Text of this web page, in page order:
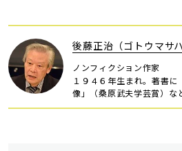
後藤正治（ゴトウマサハ
ノンフィクション作家
１９４６年生まれ。著書
像」（桑原武夫学芸賞）な